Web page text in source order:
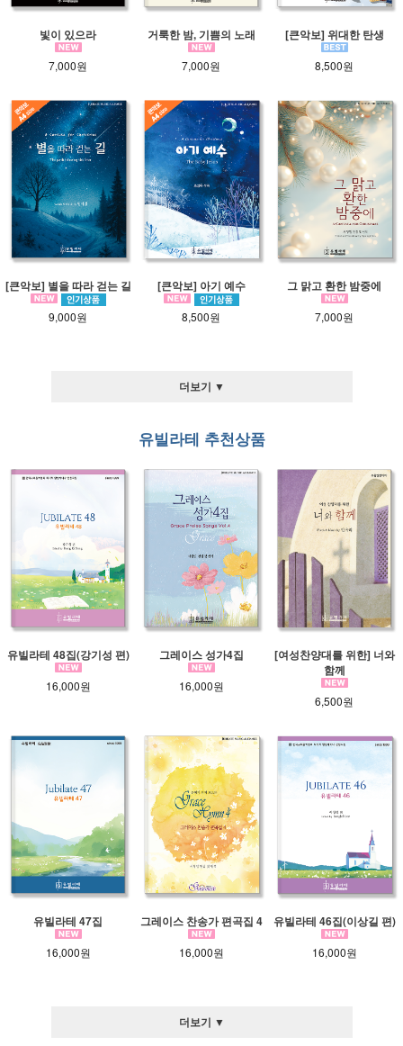
빛이 있으라
7,000원
거룩한 밤, 기쁨의 노래
7,000원
[큰악보] 위대한 탄생
8,500원
[큰악보] 별을 따라 걷는 길
9,000원
[큰악보] 아기 예수
8,500원
그 맑고 환한 밤중에
7,000원
더보기 ▼
유빌라테 추천상품
유빌라테 48집(강기성 편)
16,000원
그레이스 성가4집
16,000원
[여성찬양대를 위한] 너와
함께
6,500원
유빌라테 47집
16,000원
그레이스 찬송가 편곡집 4
16,000원
유빌라테 46집(이상길 편)
16,000원
더보기 ▼